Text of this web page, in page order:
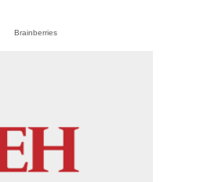
Brainberries